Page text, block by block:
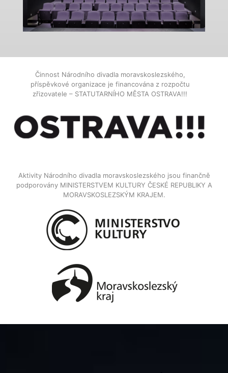
Činnost Národního divadla moravskoslezského,
příspěvkové organizace je financována z rozpočtu
zřizovatele – STATUTARNÍHO MĚSTA OSTRAVA!!!
Aktivity Národního divadla moravskoslezského jsou finančně
podporovány MINISTERSTVEM KULTURY ČESKÉ REPUBLIKY A
MORAVSKOSLEZSKÝM KRAJEM.